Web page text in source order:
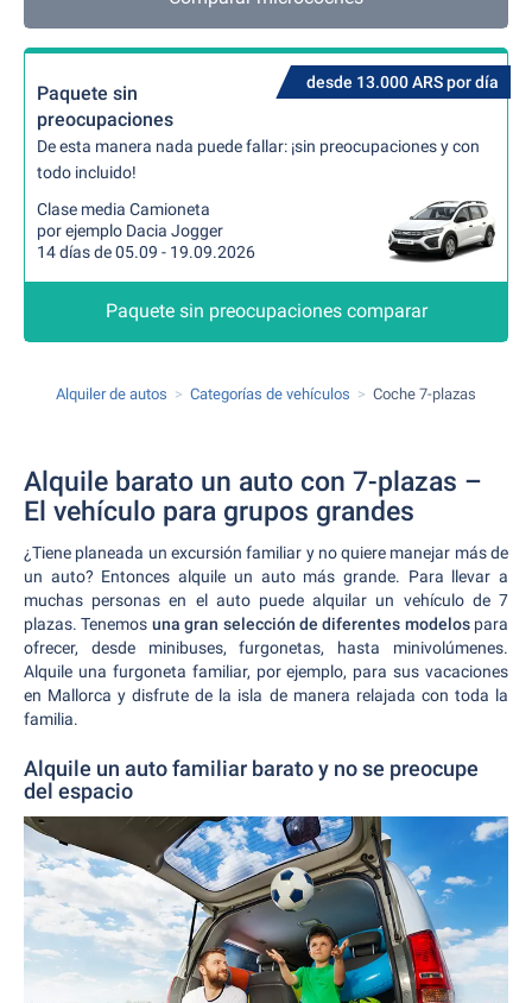
desde 13.000 ARS por día
Paquete sin
preocupaciones
De esta manera nada puede fallar: ¡sin preocupaciones y con
todo incluido!
Clase media Camioneta
por ejemplo Dacia Jogger
14 días de 05.09 - 19.09.2026
Paquete sin preocupaciones comparar
Alquiler de autos Categorías de vehículos Coche 7-plazas
Alquile barato un auto con 7-plazas –
El vehículo para grupos grandes
¿Tiene planeada un excursión familiar y no quiere manejar más de
un auto? Entonces alquile un auto más grande. Para llevar a
muchas personas en el auto puede alquilar un vehículo de 7
plazas. Tenemos una gran selección de diferentes modelospara
ofrecer, desde minibuses, furgonetas, hasta minivolúmenes.
Alquile una furgoneta familiar, por ejemplo, para sus vacaciones
en Mallorca y disfrute de la isla de manera relajada con toda la
familia.
Alquile un auto familiar barato y no se preocupe
del espacio